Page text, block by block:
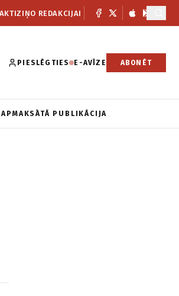
ZIŅO REDAKCIJAI
PIESLĒGTIES E-AVĪZE ABONĒT
APMAKSĀTĀ PUBLIKĀCIJA